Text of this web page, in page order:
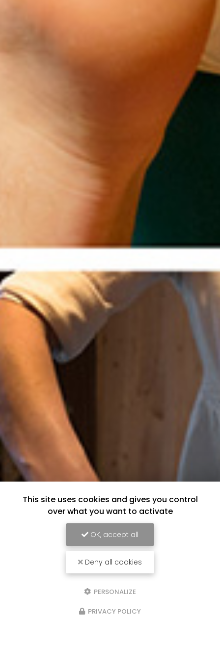
This site uses cookies and gives you control
over what you want to activate
OK, accept all
Deny all cookies
PERSONALIZE
PRIVACY POLICY